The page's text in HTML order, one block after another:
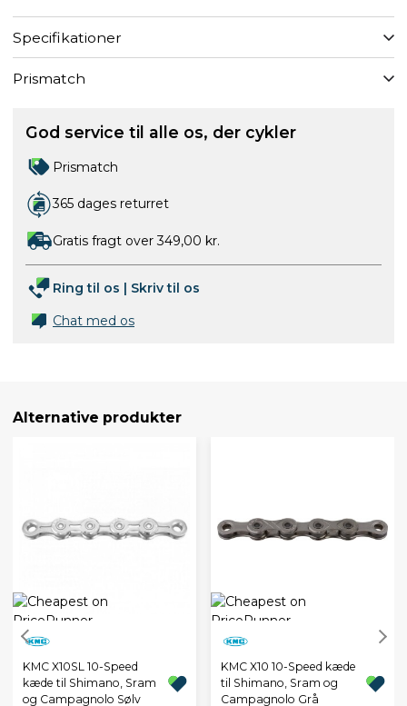
Specifikationer
Prismatch
God service til alle os, der cykler
Prismatch
365 dages returret
Gratis fragt over 349,00 kr.
Ring til os | Skriv til os
Chat med os
Alternative produkter
KMC X10SL 10-Speed
kæde til Shimano, Sram
og Campagnolo Sølv
KMC X10 10-Speed kæde
til Shimano, Sram og
Campagnolo Grå